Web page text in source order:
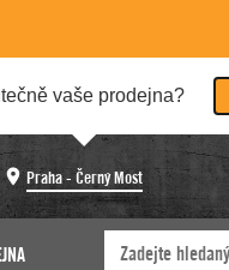
vaše prodejna?
Praha - Černý Most